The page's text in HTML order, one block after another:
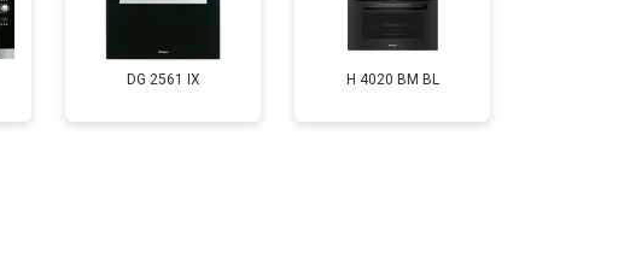
DG 2561 IX H 4020 BM BL